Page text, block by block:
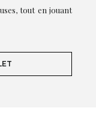
tout en jouant